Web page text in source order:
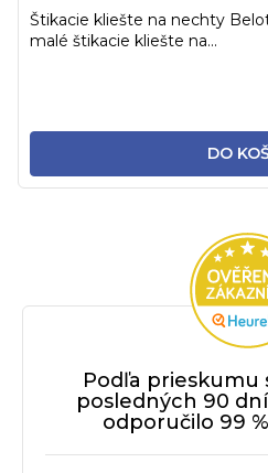
DO
Štikacie kliešte na nechty
malé štikacie kliešte na...
Podľa prieskumu
posledných 90
odporučilo 99